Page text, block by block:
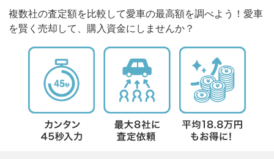
複数社の査定額を比較して愛車の最高額を調べよう！愛車
を賢く売却して、購入資金にしませんか？